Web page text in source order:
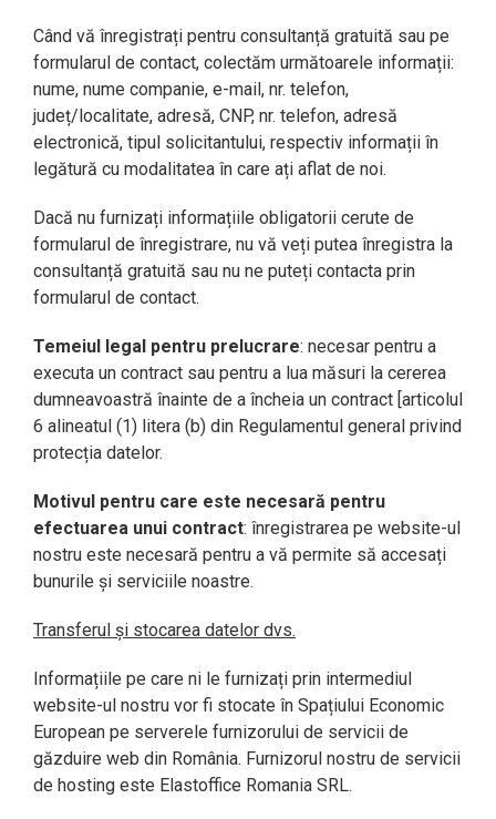
Când vă înregistrați pentru consultanță gratuită sau pe
formularul de contact, colectăm următoarele informații:
nume, nume companie, e-mail, nr. telefon,
județ/localitate, adresă, CNP, nr. telefon, adresă
electronică, tipul solicitantului, respectiv informații în
legătură cu modalitatea în care ați aflat de noi.
Dacă nu furnizați informațiile obligatorii cerute de
formularul de înregistrare, nu vă veți putea înregistra la
consultanță gratuită sau nu ne puteți contacta prin
formularul de contact.
Temeiul legal pentru prelucrare: necesar pentru a
executa un contract sau pentru a lua măsuri la cererea
dumneavoastră înainte de a încheia un contract [articolul
6 alineatul (1) litera (b) din Regulamentul general privind
protecția datelor.
Motivul pentru care este necesară pentru
efectuarea unui contract: înregistrarea pe website-ul
nostru este necesară pentru a vă permite să accesați
bunurile și serviciile noastre.
Transferul și stocarea datelor dvs.
Informațiile pe care ni le furnizați prin intermediul
website-ul nostru vor fi stocate în Spațiului Economic
European pe serverele furnizorului de servicii de
găzduire web din România. Furnizorul nostru de servicii
de hosting este Elastoffice Romania SRL.